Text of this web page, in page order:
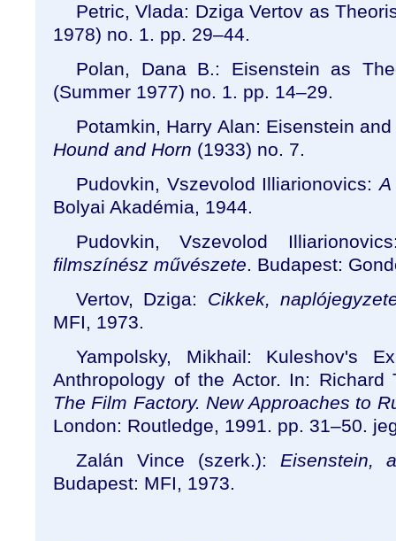
Petric, Vlada: Dziga Vertov as
1978) no. 1. pp. 29–44.
Polan, Dana B.: Eisenstein as
(Summer 1977) no. 1. pp. 14–29.
Potamkin, Harry Alan: Eisenstein
Hound and Horn (1933) no. 7.
Pudovkin, Vszevolod Illiarionovics:A
Bolyai Akadémia, 1944.
Pudovkin, Vszevolod
filmszínész művészete. Budapest:
Vertov, Dziga: Cikkek,
MFI, 1973.
Yampolsky, Mikhail: Kuleshov's
Anthropology of the Actor. In: Richard
The Film Factory. New Approaches to
London: Routledge, 1991. pp. 31–50.
Zalán Vince (szerk.): Eisenstein,
Budapest: MFI, 1973.